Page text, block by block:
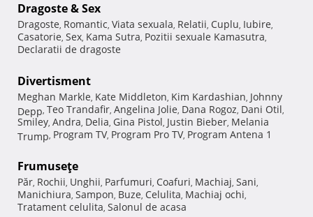
Dragoste & Sex
Dragoste, Romantic, Viata sexuala, Relatii, Cuplu, Iubire,
Casatorie, Sex, Kama Sutra, Pozitii sexuale Kamasutra,
Declaratii de dragoste
Divertisment
Meghan Markle, Kate Middleton, Kim Kardashian, Johnny
Depp, Teo Trandafir, Angelina Jolie, Dana Rogoz, Dani Otil,
Smiley, Andra, Delia, Gina Pistol, Justin Bieber, Melania
Trump, Program TV, Program Pro TV, Program Antena 1
Frumuseţe
Păr, Rochii, Unghii, Parfumuri, Coafuri, Machiaj, Sani,
Manichiura, Sampon, Buze, Celulita, Machiaj ochi,
Tratament celulita, Salonul de acasa